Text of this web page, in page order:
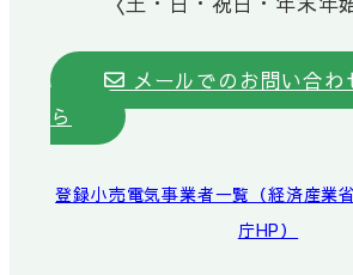
メールでのお問い合わ
ら
登録小売電気事業者一覧（経済産業
庁HP）